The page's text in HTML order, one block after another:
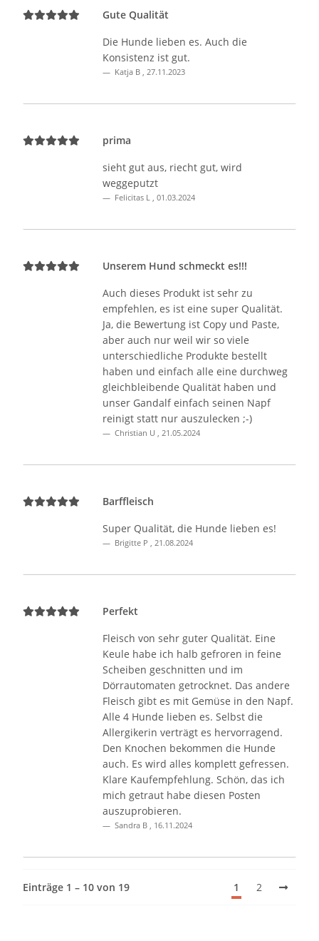
Gute Qualität
Die Hunde lieben es. Auch die
Konsistenz ist gut.
Katja B , 27.11.2023
prima
sieht gut aus, riecht gut, wird
weggeputzt
Felicitas L , 01.03.2024
Unserem Hund schmeckt es!!!
Auch dieses Produkt ist sehr zu
empfehlen, es ist eine super Qualität.
Ja, die Bewertung ist Copy und Paste,
aber auch nur weil wir so viele
unterschiedliche Produkte bestellt
haben und einfach alle eine durchweg
gleichbleibende Qualität haben und
unser Gandalf einfach seinen Napf
reinigt statt nur auszulecken ;-)
Christian U , 21.05.2024
Barffleisch
Super Qualität, die Hunde lieben es!
Brigitte P , 21.08.2024
Perfekt
Fleisch von sehr guter Qualität. Eine
Keule habe ich halb gefroren in feine
Scheiben geschnitten und im
Dörrautomaten getrocknet. Das andere
Fleisch gibt es mit Gemüse in den Napf.
Alle 4 Hunde lieben es. Selbst die
Allergikerin verträgt es hervorragend.
Den Knochen bekommen die Hunde
auch. Es wird alles komplett gefressen.
Klare Kaufempfehlung. Schön, das ich
mich getraut habe diesen Posten
auszuprobieren.
Sandra B , 16.11.2024
Einträge 1 – 10 von 19 1 2